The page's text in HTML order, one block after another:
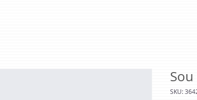
SKU: